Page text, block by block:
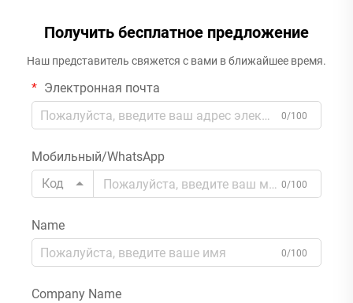
Получить бесплатное предложение
Наш представитель свяжется с вами в ближайшее время.
Электронная почта
0/100
Мобильный/WhatsApp
Код
0/100
Name
0/100
Company Name